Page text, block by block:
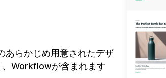
あらかじめ用意されたデザ
Workflowが含まれます